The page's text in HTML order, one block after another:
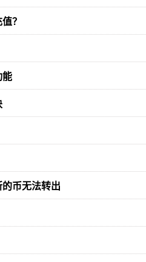
？
能
币无法转出